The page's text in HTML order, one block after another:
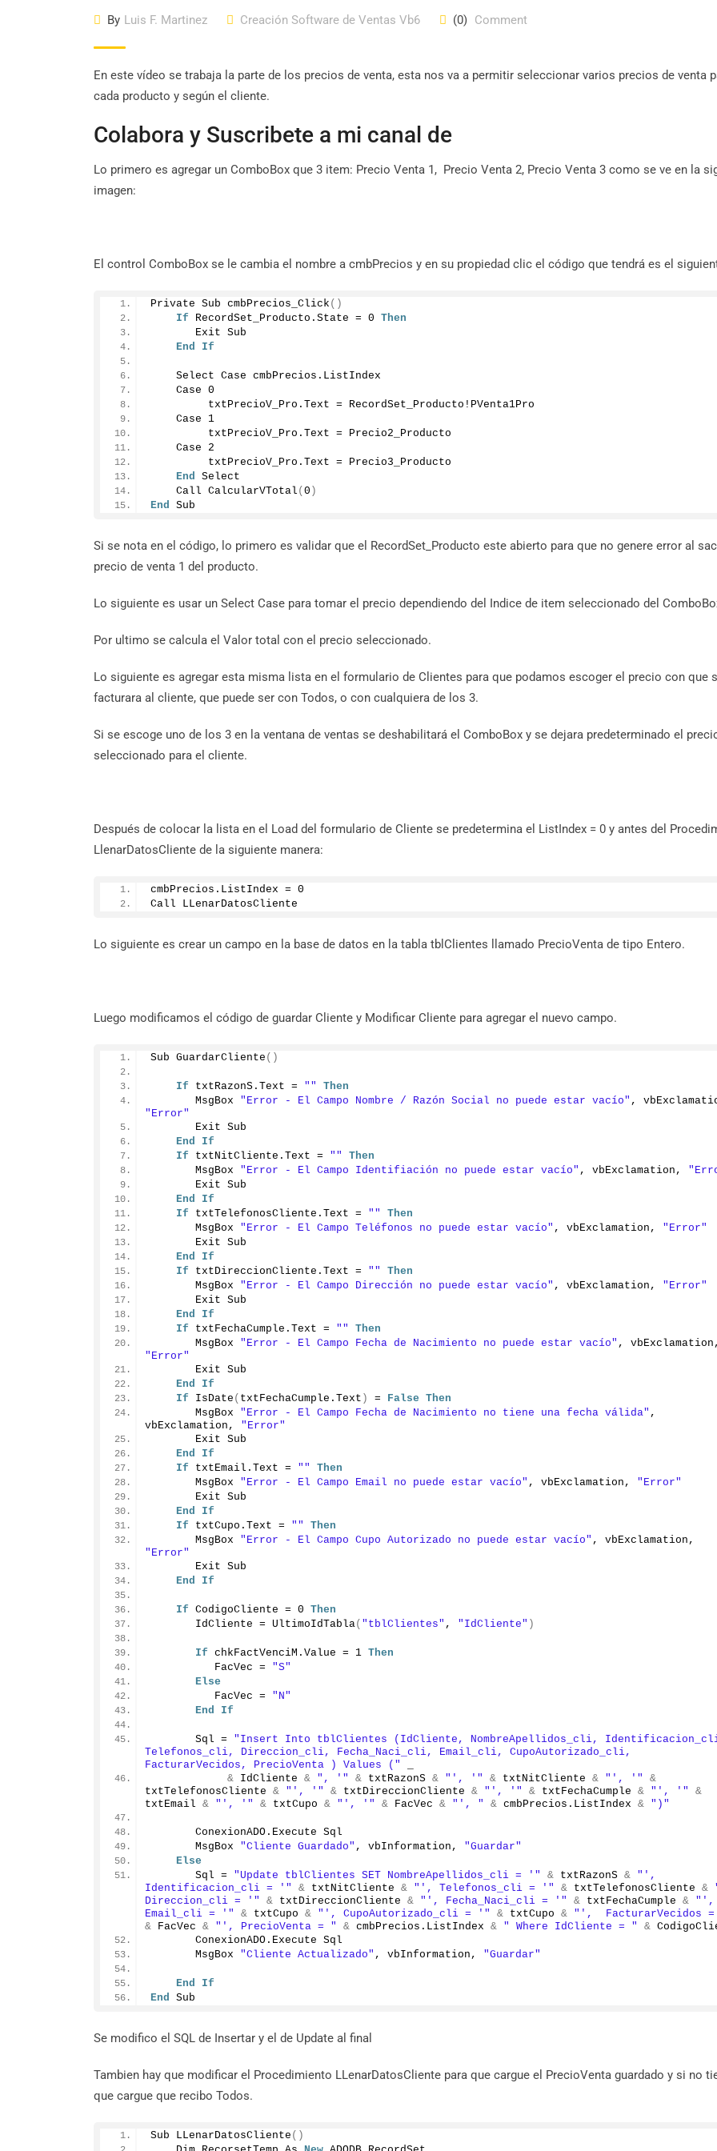
By Luis F. Martinez Creación Software de Ventas Vb6 (0) Comment
En este vídeo se trabaja la parte de los precios de venta, esta nos va a permitir seleccionar varios precios de venta
cada producto y según el cliente.
Colabora y Suscribete a mi canal de
Lo primero es agregar un ComboBox que 3 item: Precio Venta 1, Precio Venta 2, Precio Venta 3 como se ve en la
imagen:
El control ComboBox se le cambia el nombre a cmbPrecios y en su propiedad clic el código que tendrá es el
Private Sub cmbPrecios_Click ()
If RecordSet_Producto. State = 0 Then
       Exit Sub
End
If
    Select Case cmbPrecios.
ListIndex
    Case
0
         txtPrecioV_Pro.
Text = RecordSet_Producto!PVenta1Pro
    Case
1
         txtPrecioV_Pro.
Text = Precio2_Producto
    Case
2
         txtPrecioV_Pro.
Text = Precio3_Producto
End Select
    Call
CalcularVTotal ( 0 )
End Sub
Si se nota en el código, lo primero es validar que el RecordSet_Producto este abierto para que no genere error al
precio de venta 1 del producto.
Lo siguiente es usar un Select Case para tomar el precio dependiendo del Indice de item seleccionado del
Por ultimo se calcula el Valor total con el precio seleccionado.
Lo siguiente es agregar esta misma lista en el formulario de Clientes para que podamos escoger el precio con que
facturara al cliente, que puede ser con Todos, o con cualquiera de los 3.
Si se escoge uno de los 3 en la ventana de ventas se deshabilitará el ComboBox y se dejara predeterminado el
seleccionado para el cliente.
Después de colocar la lista en el Load del formulario de Cliente se predetermina el ListIndex = 0 y antes del
LlenarDatosCliente de la siguiente manera:
cmbPrecios. ListIndex = 0
Call LLenarDatosCliente
Lo siguiente es crear un campo en la base de datos en la tabla tblClientes llamado PrecioVenta de tipo Entero.
Luego modificamos el código de guardar Cliente y Modificar Cliente para agregar el nuevo campo.
Sub GuardarCliente ()
If txtRazonS. Text = ""
Then
       MsgBox
"Error - El Campo Nombre / Razón Social no puede estar vacío"
"Error"
       Exit Sub
End
If
If txtNitCliente. Text = ""
Then
       MsgBox
"Error - El Campo Identifiación no puede estar vacío" , vbExclamation,
       Exit Sub
End
If
If txtTelefonosCliente. Text = ""
Then
       MsgBox
"Error - El Campo Teléfonos no puede estar vacío" , vbExclamation, "Error"
       Exit Sub
End
If
If txtDireccionCliente. Text = ""
Then
       MsgBox
"Error - El Campo Dirección no puede estar vacío" , vbExclamation, "Error"
       Exit Sub
End
If
If txtFechaCumple. Text = ""
Then
       MsgBox
"Error - El Campo Fecha de Nacimiento no puede estar vacío"
"Error"
       Exit Sub
End
If
If
IsDate ( txtFechaCumple. Text ) = False Then
       MsgBox
"Error - El Campo Fecha de Nacimiento no tiene una fecha válida" ,
vbExclamation, "Error"
       Exit Sub
End
If
If txtEmail. Text = ""
Then
       MsgBox
"Error - El Campo Email no puede estar vacío" , vbExclamation, "Error"
       Exit Sub
End
If
If txtCupo. Text = ""
Then
       MsgBox
"Error - El Campo Cupo Autorizado no puede estar vacío"
"Error"
       Exit Sub
End
If
If CodigoCliente = 0 Then
       IdCliente =
UltimoIdTabla( "tblClientes" , "IdCliente" )
If chkFactVenciM. Value = 1 Then
          FacVec =
"S"
Else
          FacVec =
"N"
End
If
       Sql =
"Insert Into tblClientes (IdCliente, NombreApellidos_cli,
Telefonos_cli, Direccion_cli, Fecha_Naci_cli, Email_cli, CupoAutorizado_cli,
FacturarVecidos, PrecioVenta ) Values ("
& IdCliente & ", '" & txtRazonS & "', '" & txtNitCliente & "', '"
&
txtTelefonosCliente & "', '" & txtDireccionCliente & "', '" & txtFechaCumple & "', '"
&
txtEmail & "', '" & txtCupo & "', '" & FacVec & "', " & cmbPrecios. ListIndex & ")"
       ConexionADO.
Execute Sql
       MsgBox
"Cliente Guardado" , vbInformation, "Guardar"
Else
       Sql =
"Update tblClientes SET NombreApellidos_cli = '" & txtRazonS & "',
Identificacion_cli = '"
& txtNitCliente & "', Telefonos_cli = '" & txtTelefonosCliente &
Direccion_cli = '"
& txtDireccionCliente & "', Fecha_Naci_cli = '" & txtFechaCumple & "',
Email_cli = '"
& txtCupo & "', CupoAutorizado_cli = '" & txtCupo & "',  FacturarVecidos
& FacVec & "', PrecioVenta = " & cmbPrecios. ListIndex & " Where IdCliente = " &
       ConexionADO.
Execute Sql
       MsgBox
"Cliente Actualizado" , vbInformation, "Guardar"
End
If
End Sub
Se modifico el SQL de Insertar y el de Update al final
Tambien hay que modificar el Procedimiento LLenarDatosCliente para que cargue el PrecioVenta guardado y si no
que cargue que recibo Todos.
Sub LLenarDatosCliente ()